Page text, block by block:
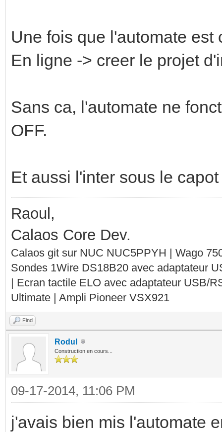
Une fois que l'automate
En ligne -> creer le projet
Sans ca, l'automate ne
OFF.
Et aussi l'inter sous le
Raoul,
Calaos Core Dev.
Calaos git sur NUC NUC5PPYH | Wago
Sondes 1Wire DS18B20 avec adaptateur
| Ecran tactile ELO avec adaptateur USB/
Ultimate | Ampli Pioneer VSX921
Find
Rodul
Construction en cours...
09-17-2014, 11:06 PM
j'avais bien mis l'automate